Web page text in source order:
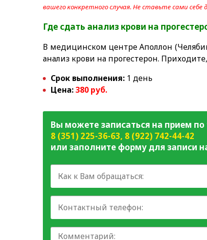
вашего конкретного случая. Не ставьте сами себе
Где сдать анализ крови на
В медицинском центре Аполлон
анализ крови на прогестерон.
Срок выполнения: 1 день
Цена:380 руб.
Вы можете записаться на прием
8 (351) 225-36-63, 8 (922) 742-44-42
или заполните форму для записи